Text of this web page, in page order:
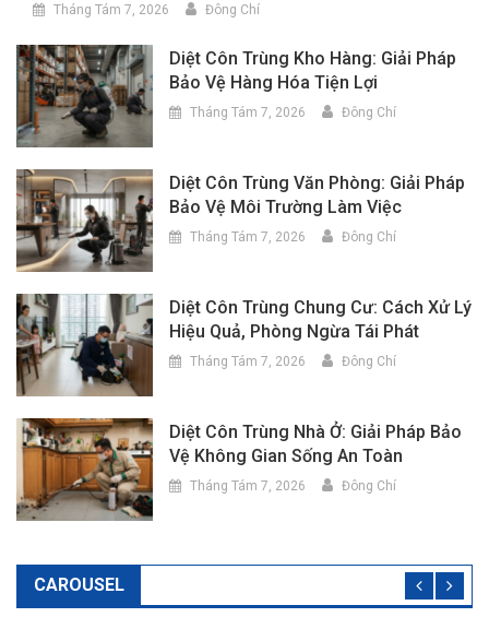
Tháng Tám 7, 2026 Đông Chí
Diệt Côn Trùng Kho Hàng: Giải Pháp
Bảo Vệ Hàng Hóa Tiện Lợi
Tháng Tám 7, 2026 Đông Chí
Diệt Côn Trùng Văn Phòng: Giải Pháp
Bảo Vệ Môi Trường Làm Việc
Tháng Tám 7, 2026 Đông Chí
Diệt Côn Trùng Chung Cư: Cách Xử Lý
Hiệu Quả, Phòng Ngừa Tái Phát
Tháng Tám 7, 2026 Đông Chí
Diệt Côn Trùng Nhà Ở: Giải Pháp Bảo
Vệ Không Gian Sống An Toàn
Tháng Tám 7, 2026 Đông Chí
CAROUSEL